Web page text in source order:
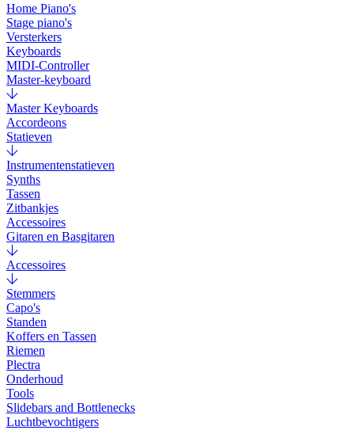
Home Piano's
Stage piano's
Versterkers
Keyboards
MIDI-Controller
Master-keyboard
Master Keyboards
Accordeons
Statieven
Instrumentenstatieven
Synths
Tassen
Zitbankjes
Accessoires
Gitaren en Basgitaren
Accessoires
Stemmers
Capo's
Standen
Koffers en Tassen
Riemen
Plectra
Onderhoud
Tools
Slidebars and Bottlenecks
Luchtbevochtigers